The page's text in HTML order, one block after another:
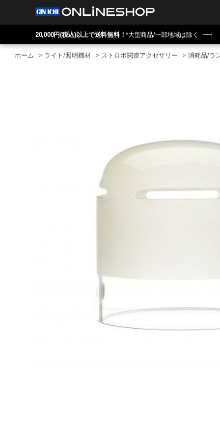
20,000円(税込)以上で送料無料！*大型商品/一部地域は除く
ホーム > ライト/照明機材 > ストロボ関連アクセサリー > 消耗品/ラ